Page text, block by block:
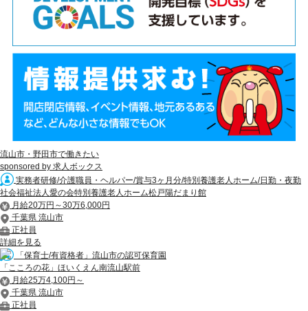
流山市・野田市で働きたい
sponsored by 求人ボックス
実務者研修/介護職員・ヘルパー/賞与3ヶ月分/特別養護老人ホーム/日勤・夜勤
社会福祉法人愛の会特別養護老人ホーム松戸陽だまり館
月給20万円～30万6,000円
千葉県 流山市
正社員
詳細を見る
「保育士/有資格者」流山市の認可保育園
「こころの花」ほいくえん南流山駅前
月給25万4,100円～
千葉県 流山市
正社員